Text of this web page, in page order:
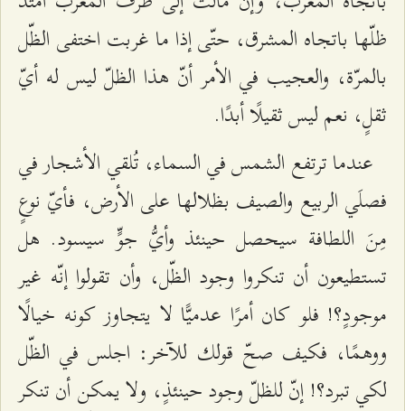
ظلّها باتجاه المشرق، حتّى إذا ما غربت اختفى الظّل
بالمرّة، والعجيب في الأمر أنّ هذا الظلّ ليس له أيّ
ثقلٍ، نعم ليس ثقيلًا أبدًا.
عندما ترتفع الشمس في السماء، تُلقي الأشجار في
فصلَي الربيع والصيف بظلالها على الأرض، فأيّ نوعٍ
مِنَ اللطافة سيحصل حينئذ وأيُّ جوٍّ سيسود. هل
تستطيعون أن تنكروا وجود الظّل، وأن تقولوا إنّه غير
موجودٍ؟! فلو كان أمرًا عدميًّا لا يتجاوز كونه خيالًا
ووهمًا، فكيف صحّ قولك للآخر: اجلس في الظّل
لكي تبرد؟! إنّ للظلّ وجود حينئذٍ، ولا يمكن أن تنكر